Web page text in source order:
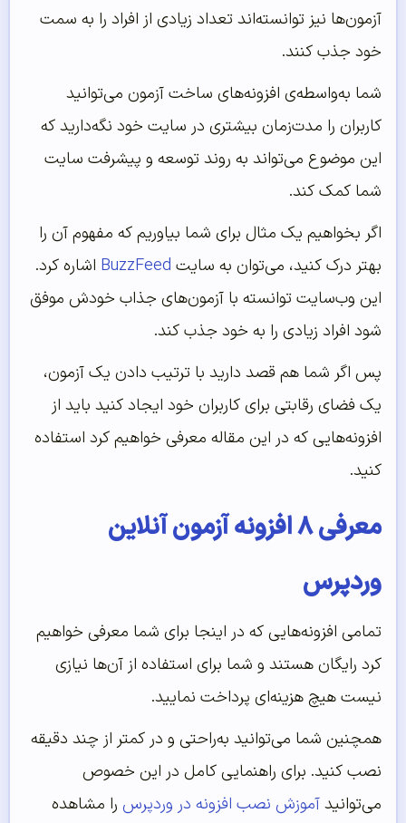
آزمون‌ها نیز توانسته‌اند تعداد زیادی از افراد را به سمت
خود جذب کنند.
شما به‌واسطه‌ی افزونه‌های ساخت آزمون می‌توانید
کاربران را مدت‌زمان بیشتری در سایت خود نگه‌دارید که
این موضوع می‌تواند به روند توسعه و پیشرفت سایت
شما کمک کند.
اگر بخواهیم یک مثال برای شما بیاوریم که مفهوم آن را
بهتر درک کنید، می‌توان به سایت BuzzFeed اشاره کرد.
این وب‌سایت توانسته با آزمون‌های جذاب خودش موفق
شود افراد زیادی را به خود جذب کند.
پس اگر شما هم قصد دارید با ترتیب دادن یک آزمون،
یک فضای رقابتی برای کاربران خود ایجاد کنید باید از
افزونه‌هایی که در این مقاله معرفی خواهیم کرد استفاده
کنید.
معرفی ۸ افزونه آزمون آنلاین
وردپرس
تمامی افزونه‌هایی که در اینجا برای شما معرفی خواهیم
کرد رایگان هستند و شما برای استفاده از آن‌ها نیازی
نیست هیچ هزینه‌ای پرداخت نمایید.
همچنین شما می‌‌توانید به‌‌راحتی و در کمتر از چند دقیقه
نصب کنید. برای راهنمایی کامل در این خصوص
می‌‌توانیدآموزش نصب افزونه در وردپرس را مشاهده